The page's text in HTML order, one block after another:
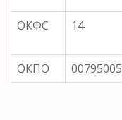
ОКФС
14
ОКПО
00795005